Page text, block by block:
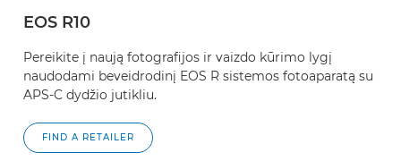
EOS R10
Pereikite į naują fotografijos ir vaizdo kūrimo lygį
naudodami beveidrodinį EOS R sistemos fotoaparatą su
APS-C dydžio jutikliu.
FIND A RETAILER